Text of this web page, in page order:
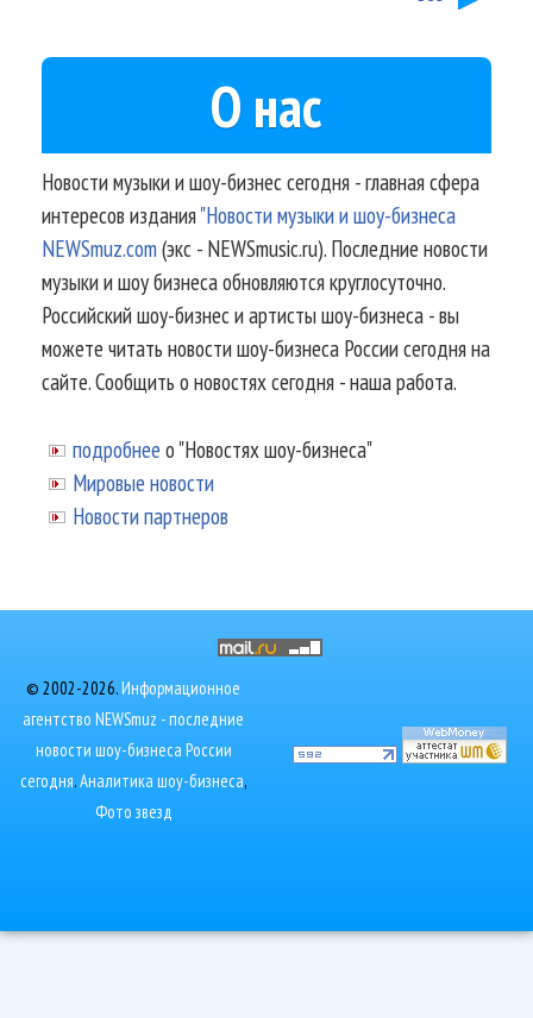
О нас
Новости музыки и шоу-бизнес сегодня - главная сфера
интересов издания"Новости музыки и шоу-бизнеса
NEWSmuz.com(экс - NEWSmusic.ru). Последние новости
музыки и шоу бизнеса обновляются круглосуточно.
Российский шоу-бизнес и артисты шоу-бизнеса - вы
можете читать новости шоу-бизнеса России сегодня на
сайте. Сообщить о новостях сегодня - наша работа.
подробнее о "Новостях шоу-бизнеса"
Мировые новости
Новости партнеров
© 2002-2026.Информационное
агентство NEWSmuz - последние
новости шоу-бизнеса России
сегодня.Аналитика шоу-бизнеса,
Фото звезд